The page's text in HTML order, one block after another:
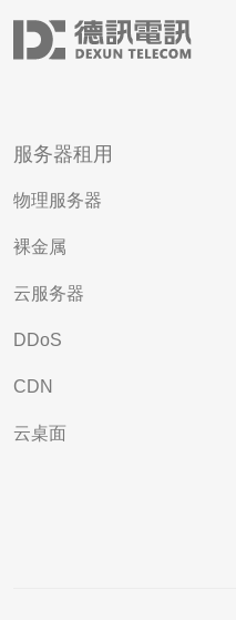
服务器租用
物理服务器
裸金属
云服务器
DDoS
CDN
云桌面